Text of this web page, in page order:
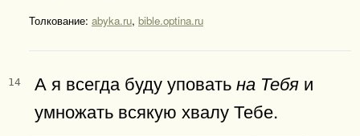
Толкование: abyka.ru, bible.optina.ru
14 А я всегда буду уповатьна Тебя и
умножать всякую хвалу Тебе.